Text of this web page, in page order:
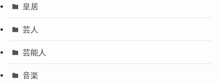
皇居
芸人
芸能人
音楽